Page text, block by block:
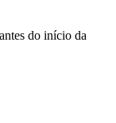
do início da